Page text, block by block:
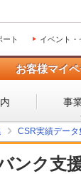
ート イベント・
お客様マイ
事
CSR実績データ
ンク支